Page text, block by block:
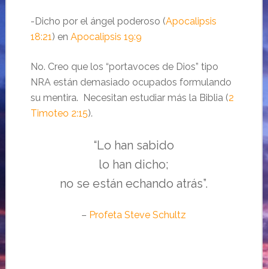
-Dicho por el ángel poderoso (Apocalipsis
18:21) en Apocalipsis 19:9
No. Creo que los “portavoces de Dios” tipo
NRA están demasiado ocupados formulando
su mentira. Necesitan estudiar más la Biblia (2
Timoteo 2:15).
“Lo han sabido
lo han dicho;
no se están echando atrás”.
– Profeta Steve Schultz